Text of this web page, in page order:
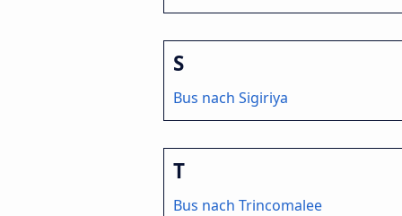
S
Bus nach Sigiriya
T
Bus nach Trincomalee